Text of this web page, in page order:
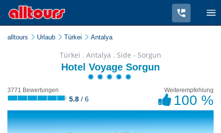
alltours Urlaub Türkei Antalya
Türkei . Antalya . Side - Sorgun
Hotel Voyage Sorgun
3771 Bewertungen
5.8 / 6
Weiterempfehlung
100 %